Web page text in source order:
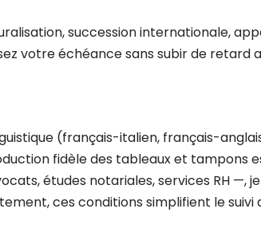
succession internationale,
votre échéance sans subir de retard
(français-italien, français-
fidèle des tableaux et tampons
études notariales, services RH
ces conditions simplifient le suivi